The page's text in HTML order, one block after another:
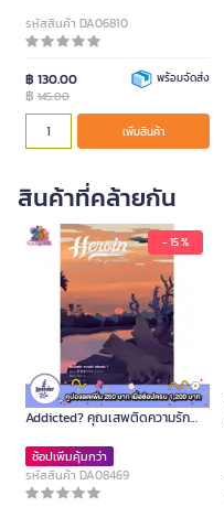
รหัสสินค้า DA06810
฿ 130.00
฿ 145.00
พร้อมจัดส่ง
เพิ่มสินค้า
สินค้าที่คล้ายกัน
- 15 %
หนังสือ Set Heroin Are You
Addicted? คุณเสพติดความรัก
ช้อปเพิ่มคุ้มกว่า
รหัสสินค้า DA08469